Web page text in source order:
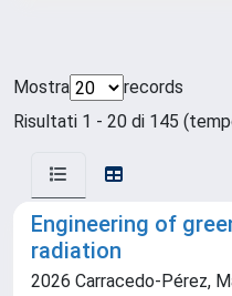
Mostra
records
Risultati 1 - 20 di 145
Engineering of
radiation
2026 Carracedo-Pérez,